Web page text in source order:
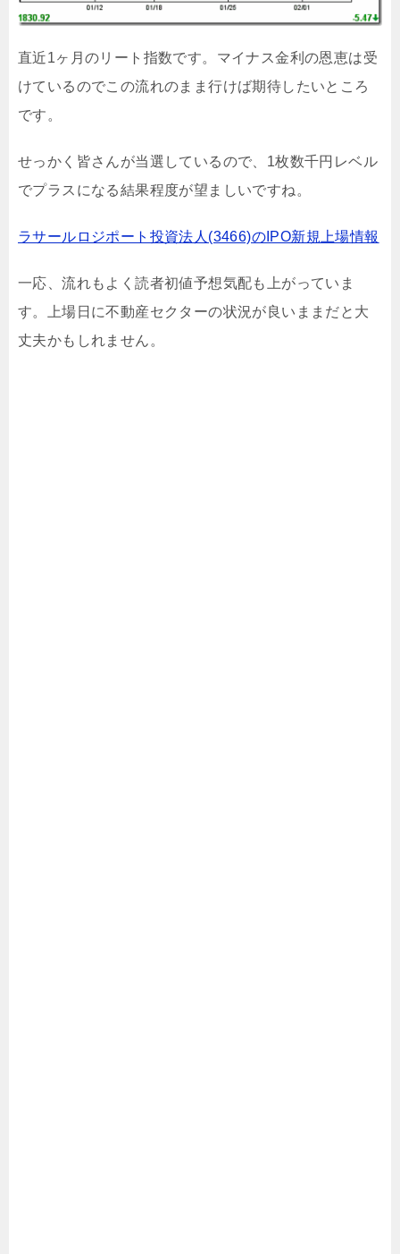
直近1ヶ月のリート指数です。マイナス金利の恩恵は受
けているのでこの流れのまま行けば期待したいところ
です。
せっかく皆さんが当選しているので、1枚数千円レベル
でプラスになる結果程度が望ましいですね。
ラサールロジポート投資法人(3466)のIPO新規上場情報
一応、流れもよく読者初値予想気配も上がっていま
す。上場日に不動産セクターの状況が良いままだと大
丈夫かもしれません。